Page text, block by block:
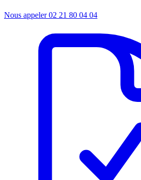
Nous appeler 02 21 80 04 04